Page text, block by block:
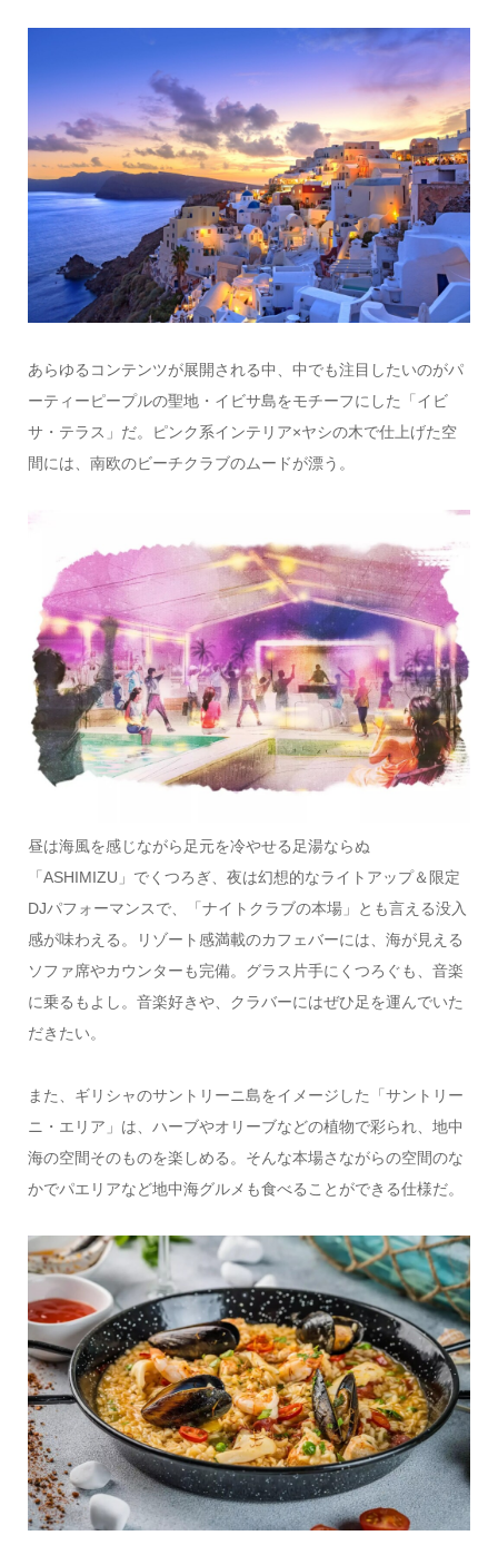
あらゆるコンテンツが展開される中、中でも注目したいのがパ
ーティーピープルの聖地・イビサ島をモチーフにした「イビ
サ・テラス」だ。ピンク系インテリア×ヤシの木で仕上げた空
間には、南欧のビーチクラブのムードが漂う。
昼は海風を感じながら足元を冷やせる足湯ならぬ
「ASHIMIZU」でくつろぎ、夜は幻想的なライトアップ＆限定
DJパフォーマンスで、「ナイトクラブの本場」とも言える没入
感が味わえる。リゾート感満載のカフェバーには、海が見える
ソファ席やカウンターも完備。グラス片手にくつろぐも、音楽
に乗るもよし。音楽好きや、クラバーにはぜひ足を運んでいた
だきたい。
また、ギリシャのサントリーニ島をイメージした「サントリー
ニ・エリア」は、ハーブやオリーブなどの植物で彩られ、地中
海の空間そのものを楽しめる。そんな本場さながらの空間のな
かでパエリアなど地中海グルメも食べることができる仕様だ。